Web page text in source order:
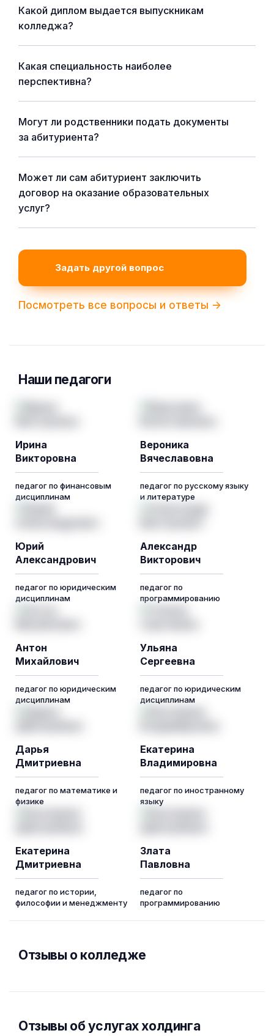
Какой диплом выдается выпускникам
колледжа?
Какая специальность наиболее
перспективна?
Могут ли родственники подать документы
за абитуриента?
Может ли сам абитуриент заключить
договор на оказание образовательных
услуг?
Задать другой вопрос
Посмотреть все вопросы и ответы ->
Наши педагоги
Ирина
Викторовна
педагог по финансовым
дисциплинам
Вероника
Вячеславовна
педагог по русскому языку
и литературе
Юрий
Александрович
педагог по юридическим
дисциплинам
Александр
Викторович
педагог по
программированию
Антон
Михайлович
педагог по юридическим
дисциплинам
Ульяна
Сергеевна
педагог по юридическим
дисциплинам
Дарья
Дмитриевна
педагог по математике и
физике
Екатерина
Владимировна
педагог по иностранному
языку
Екатерина
Дмитриевна
педагог по истории,
философии и менеджменту
Злата
Павловна
педагог по
программированию
Отзывы о колледже
Отзывы об услугах холдинга